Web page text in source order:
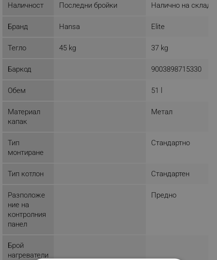
Наличност Последни бройки Налично на склад
Бранд Hansa Elite
Тегло 45 kg 37 kg
Баркод 9003898715330
Обем 51 l
Материал
капак
Метал
Тип
монтиране
Стандартно
Тип котлон Стандартен
Разположе
ние на
контролния
панел
Предно
Брой
нагреватели